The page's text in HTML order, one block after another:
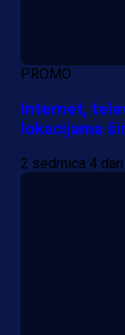
PROMO
Internet,
lokacijama
2 sedmica 4 dan